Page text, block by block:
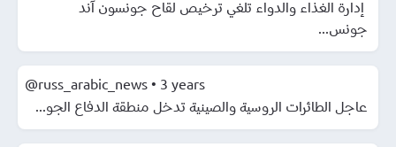
️ إدارة الغذاء والدواء تلغي ترخيص لقاح جونسون آند
جونس...
@russ_arabic_news • 3 years
️عاجل الطائرات الروسية والصينية تدخل منطقة الدفاع الجو...